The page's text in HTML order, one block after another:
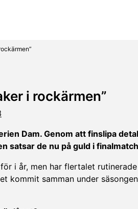
i rockärmen”
Dam. Genom att finslipa
satsar de nu på guld i
i år, men har flertalet
kommit samman under